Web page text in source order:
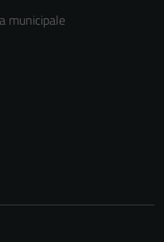
municipale